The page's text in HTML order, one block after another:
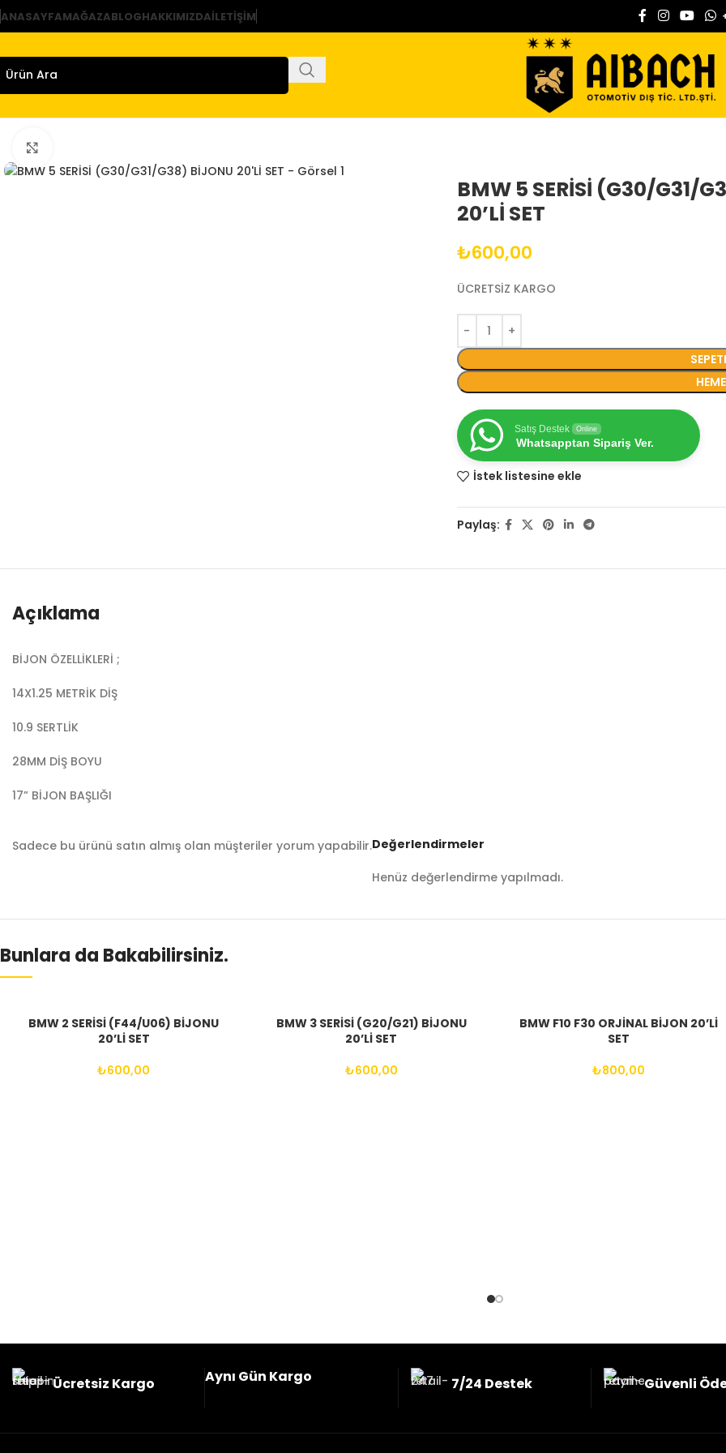
ANASAYFAMAĞAZABLOGHAKKIMIZDAİLETIŞIM
BMW 5 SERİSİ (G30/G31/
20’Lİ SET
₺600,00
ÜCRETSİZ KARGO
Satış Destek Online
Whatsapptan Sipariş Ver.
İstek listesine ekle
Paylaş:
Açıklama
BİJON ÖZELLİKLERİ ;
14X1.25 METRİK DİŞ
10.9 SERTLİK
28MM DİŞ BOYU
17” BİJON BAŞLIĞI
Değerlendirmeler
Henüz değerlendirme yapılmadı.
Sadece bu ürünü satın almış olan müşteriler yorum yapabilir.
Bunlara da Bakabilirsiniz.
BMW 2 SERİSİ (F44/U06) BİJONU
20’Lİ SET
₺600,00
BMW 3 SERİSİ (G20/G21) BİJONU
20’Lİ SET
₺600,00
BMW F10 F30 ORJİNAL BİJON 20’Lİ
SET
₺800,00
Ücretsiz Kargo Aynı Gün Kargo 7/24 Destek Güvenli